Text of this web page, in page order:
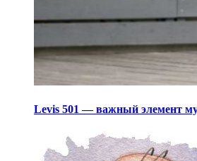
Levis 501 — важный элемент